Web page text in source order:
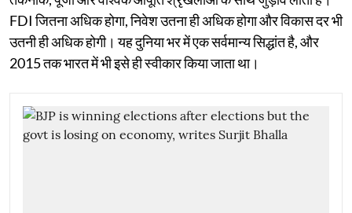
FDI जितना अधिक होगा, निवेश उतना ही अधिक होगा और विकास दर भी
उतनी ही अधिक होगी। यह दुनिया भर में एक सर्वमान्य सिद्धांत है, और
2015 तक भारत में भी इसे ही स्वीकार किया जाता था।